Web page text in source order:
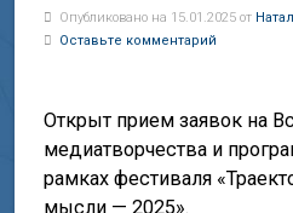
Опубликовано на 15.01.2025 от
Оставьте комментарий
Открыт прием заявок на
медиатворчества и
рамках фестиваля
мысли — 2025».